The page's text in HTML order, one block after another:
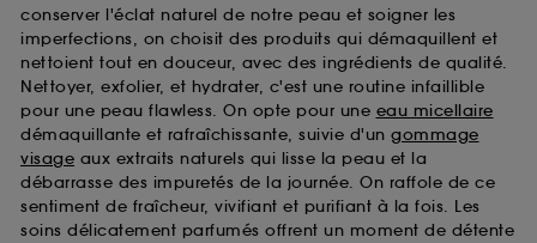
conserver l'éclat naturel de notre peau et soigner les
imperfections, on choisit des produits qui démaquillent et
nettoient tout en douceur, avec des ingrédients de qualité.
Nettoyer, exfolier, et hydrater, c'est une routine infaillible
pour une peau flawless. On opte pour une eau micellaire
démaquillante et rafraîchissante, suivie d'un gommage
visage aux extraits naturels qui lisse la peau et la
débarrasse des impuretés de la journée. On raffole de ce
sentiment de fraîcheur, vivifiant et purifiant à la fois. Les
soins délicatement parfumés offrent un moment de détente